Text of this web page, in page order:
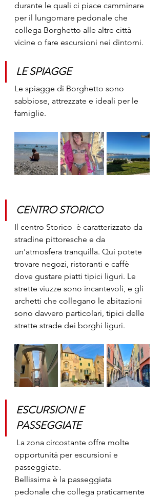
durante le quali ci piace camminare
per il lungomare pedonale che
collega Borghetto alle altre città
vicine o fare escursioni nei dintorni.
LE SPIAGGE
Le spiagge di Borghetto sono
sabbiose, attrezzate e ideali per le
famiglie.
CENTRO STORICO
Il centro Storico  è caratterizzato da
stradine pittoresche e da
un'atmosfera tranquilla. Qui potete
trovare negozi, ristoranti e caffè
dove gustare piatti tipici liguri. Le
strette viuzze sono incantevoli, e gli
archetti che collegano le abitazioni
sono davvero particolari, tipici delle
strette strade dei borghi liguri.
ESCURSIONI E
PASSEGGIATE
opportunità per escursioni e
passeggiate.
Bellissima è la passeggiata
pedonale che collega praticamente